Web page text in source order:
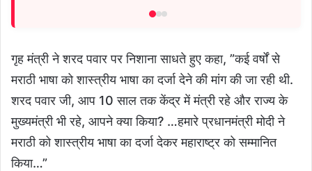
गृह मंत्री ने शरद पवार पर निशाना साधते हुए कहा, ”कई वर्षों से
मराठी भाषा को शास्त्रीय भाषा का दर्जा देने की मांग की जा रही थी.
शरद पवार जी, आप 10 साल तक केंद्र में मंत्री रहे और राज्य के
मुख्यमंत्री भी रहे, आपने क्या किया? …हमारे प्रधानमंत्री मोदी ने
मराठी को शास्त्रीय भाषा का दर्जा देकर महाराष्ट्र को सम्मानित
किया…”